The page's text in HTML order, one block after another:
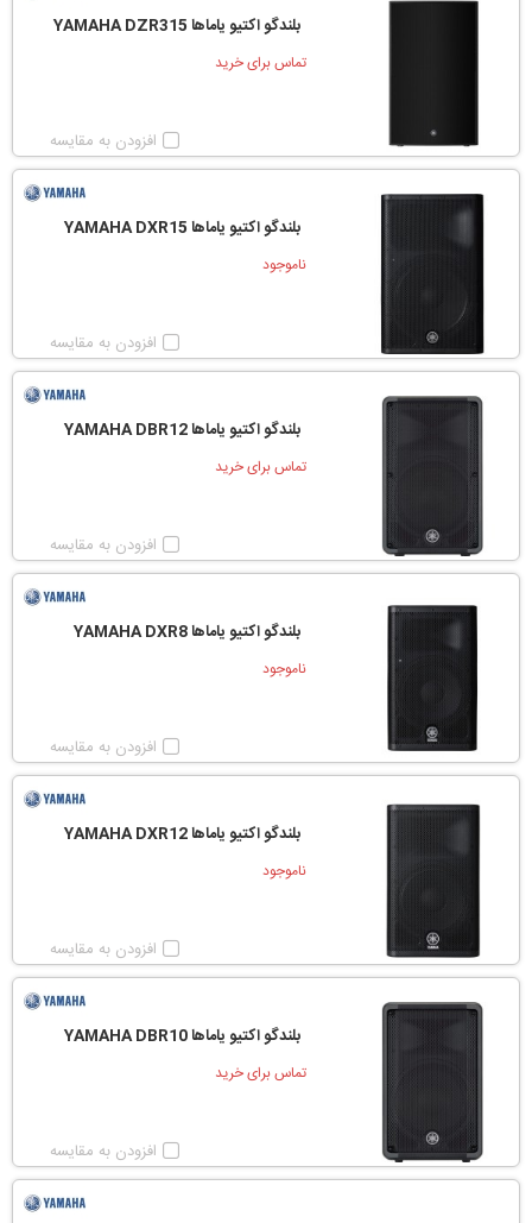
بلندگو اکتیو یاماها YAMAHA DZR315
تماس برای خرید
افزودن به مقایسه
بلندگو اکتیو یاماها YAMAHA DXR15
ناموجود
افزودن به مقایسه
بلندگو اکتیو یاماها YAMAHA DBR12
تماس برای خرید
افزودن به مقایسه
بلندگو اکتیو یاماها YAMAHA DXR8
ناموجود
افزودن به مقایسه
بلندگو اکتیو یاماها YAMAHA DXR12
ناموجود
افزودن به مقایسه
بلندگو اکتیو یاماها YAMAHA DBR10
تماس برای خرید
افزودن به مقایسه